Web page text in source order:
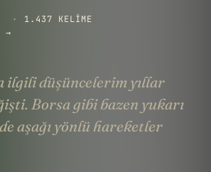
·
1.437 KELIME
→
ilgili düşüncelerim yıllar
Borsa gibi bazen yukarı
aşağı yönlü hareketler